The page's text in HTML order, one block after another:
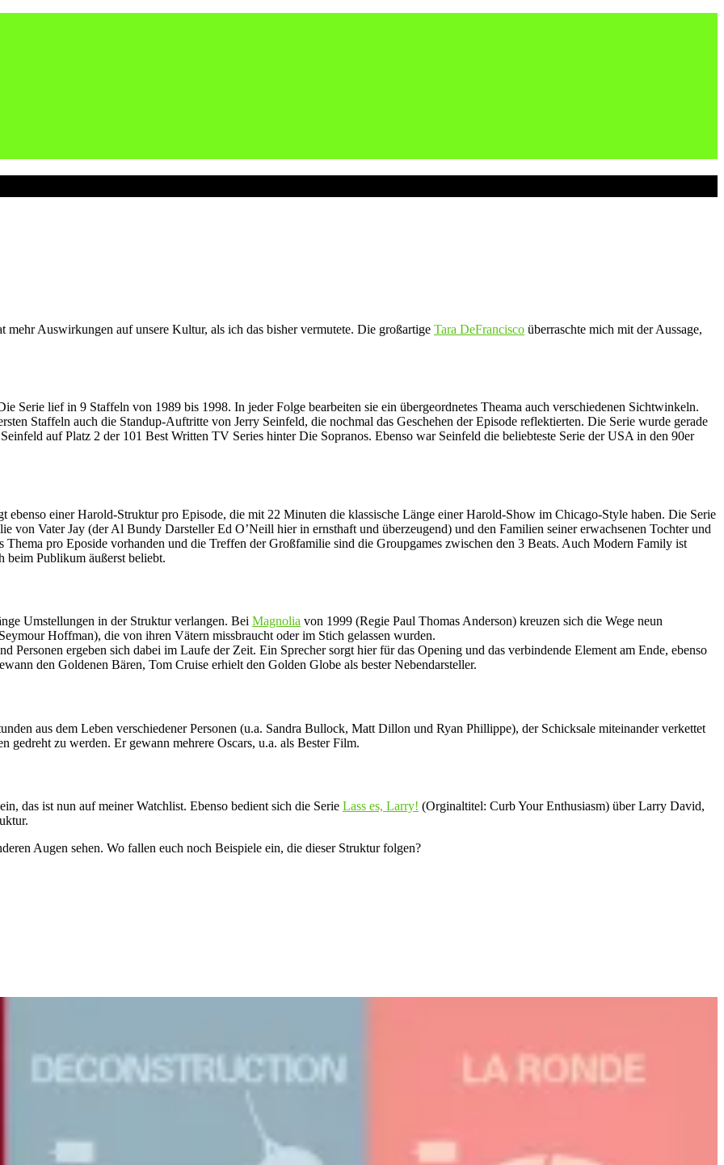
Auswirkungen auf unsere Kultur, als ich das bisher vermutete. Die großartige Tara DeFrancisco überraschte mich mit der Aussage,
Serie lief in 9 Staffeln von 1989 bis 1998. In jeder Folge bearbeiten sie ein übergeordnetes Theama auch verschiedenen Sichtwinkeln.
Staffeln auch die Standup-Auftritte von Jerry Seinfeld, die nochmal das Geschehen der Episode reflektierten. Die Serie wurde gerade
auf Platz 2 der 101 Best Written TV Series hinter Die Sopranos. Ebenso war Seinfeld die beliebteste Serie der USA in den 90er
ebenso einer Harold-Struktur pro Episode, die mit 22 Minuten die klassische Länge einer Harold-Show im Chicago-Style haben. Die Serie
von Vater Jay (der Al Bundy Darsteller Ed O’Neill hier in ernsthaft und überzeugend) und den Familien seiner erwachsenen Tochter und
Thema pro Eposide vorhanden und die Treffen der Großfamilie sind die Groupgames zwischen den 3 Beats. Auch Modern Family ist
beim Publikum äußerst beliebt.
Umstellungen in der Struktur verlangen. Bei Magnolia von 1999 (Regie Paul Thomas Anderson) kreuzen sich die Wege neun
Hoffman), die von ihren Vätern missbraucht oder im Stich gelassen wurden.
Personen ergeben sich dabei im Laufe der Zeit. Ein Sprecher sorgt hier für das Opening und das verbindende Element am Ende, ebenso
den Goldenen Bären, Tom Cruise erhielt den Golden Globe als bester Nebendarsteller.
aus dem Leben verschiedener Personen (u.a. Sandra Bullock, Matt Dillon und Ryan Phillippe), der Schicksale miteinander verkettet
zu werden. Er gewann mehrere Oscars, u.a. als Bester Film.
das ist nun auf meiner Watchlist. Ebenso bedient sich die Serie Lass es, Larry! (Orginaltitel: Curb Your Enthusiasm) über Larry David,
Augen sehen. Wo fallen euch noch Beispiele ein, die dieser Struktur folgen?